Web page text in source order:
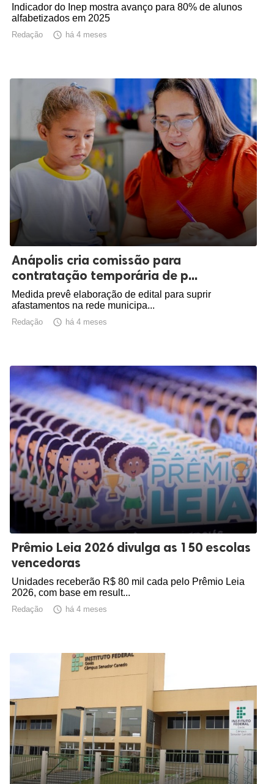
Indicador do Inep mostra avanço para 80% de alunos
alfabetizados em 2025
Redação  há 4 meses
Anápolis cria comissão para
contratação temporária de p...
Medida prevê elaboração de edital para suprir
afastamentos na rede municipa...
Redação  há 4 meses
Prêmio Leia 2026 divulga as 150 escolas
vencedoras
Unidades receberão R$ 80 mil cada pelo Prêmio Leia
2026, com base em result...
Redação  há 4 meses